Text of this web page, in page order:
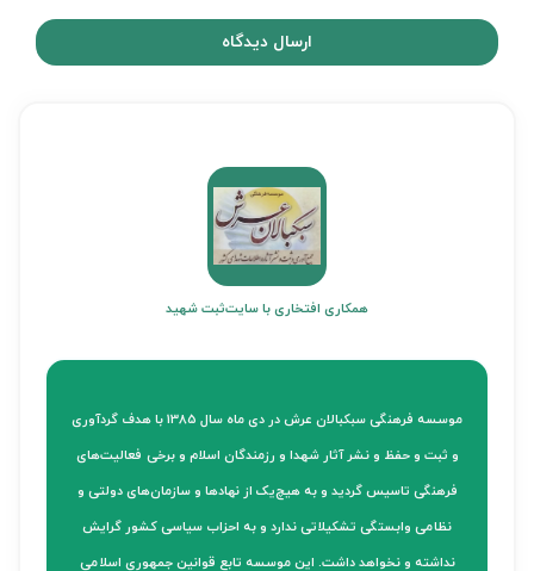
ارسال دیدگاه
همکاری افتخاری با سایتثبت شهید
موسسه فرهنگی سبکبالان عرش در دی ماه سال 1385 با هدف گردآوری
و ثبت و حفظ و نشر آثار شهدا و رزمندگان اسلام و برخی فعالیت‌های
فرهنگی تاسیس گردید و به هیچ‌یک از نهادها و سازمان‌های دولتی و
نظامی وابستگی تشکیلاتی ندارد و به احزاب سیاسی کشور گرایش
نداشته و نخواهد داشت. این موسسه تابع قوانین جمهوری اسلامی